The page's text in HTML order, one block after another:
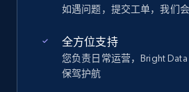
如遇问题，提交工单，我们
全方位支持
您负责日常运营，Bright
保驾护航